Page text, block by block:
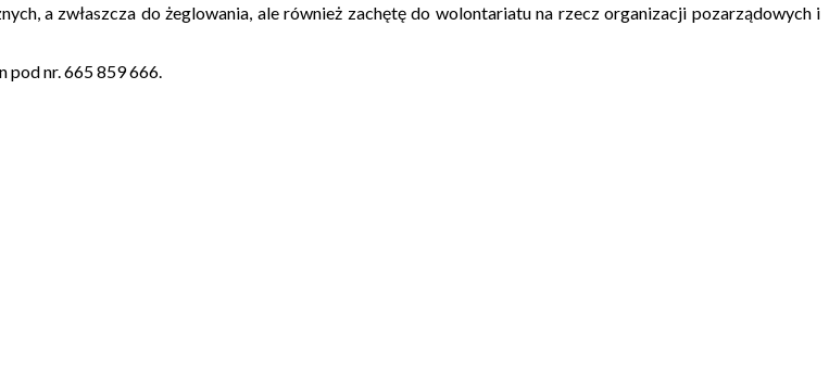
a zwłaszcza do żeglowania, ale również zachętę do wolontariatu na rzecz organizacji pozarządowych i
pod nr. 665 859 666.